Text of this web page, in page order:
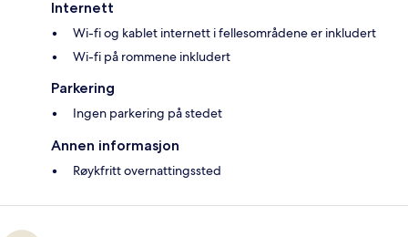
Internett
Wi-fi og kablet internett i fellesområdene er inkludert
Wi-fi på rommene inkludert
Parkering
Ingen parkering på stedet
Annen informasjon
Røykfritt overnattingssted